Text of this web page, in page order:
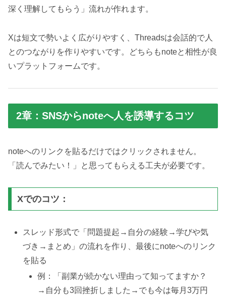
深く理解してもらう」流れが作れます。
Xは短文で勢いよく広がりやすく、Threadsは会話的で人
とのつながりを作りやすいです。どちらもnoteと相性が良
いプラットフォームです。
2章：SNSからnoteへ人を誘導するコツ
noteへのリンクを貼るだけではクリックされません。
「読んでみたい！」と思ってもらえる工夫が必要です。
Xでのコツ：
スレッド形式で「問題提起→自分の経験→学びや気
づき→まとめ」の流れを作り、最後にnoteへのリンク
を貼る
例：「副業が続かない理由って知ってますか？
→自分も3回挫折しました→でも今は毎月3万円